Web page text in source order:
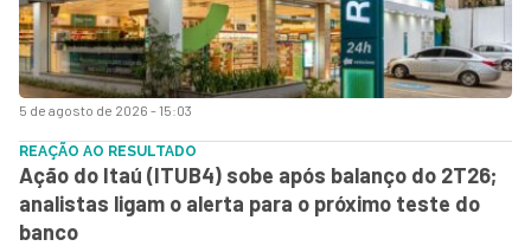
5 de agosto de 2026 - 15:03
REAÇÃO AO RESULTADO
Ação do Itaú (ITUB4) sobe após balanço do 2T26;
analistas ligam o alerta para o próximo teste do
banco